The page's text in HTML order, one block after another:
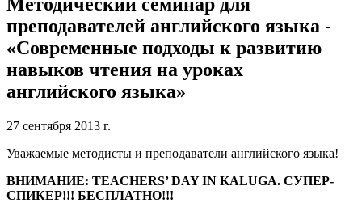
преподавателей английского языка -
«Современные подходы к развитию
навыков чтения на уроках
английского языка»
27 сентября 2013 г.
Уважаемые методисты и преподаватели английского языка!
ВНИМАНИЕ: TEACHERS’ DAY IN KALUGA. СУПЕР-
СПИКЕР!!! БЕСПЛАТНО!!!